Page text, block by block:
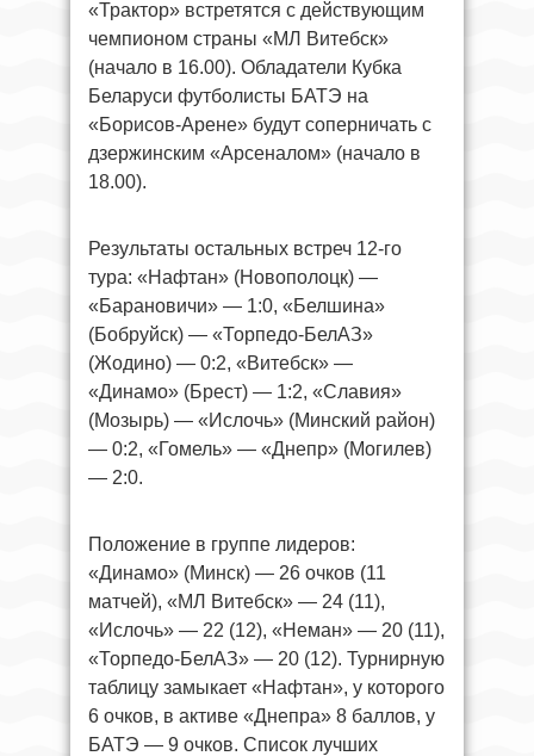
«Трактор» встретятся с действующим
чемпионом страны «МЛ Витебск»
(начало в 16.00). Обладатели Кубка
Беларуси футболисты БАТЭ на
«Борисов-Арене» будут соперничать с
дзержинским «Арсеналом» (начало в
18.00).
Результаты остальных встреч 12-го
тура: «Нафтан» (Новополоцк) —
«Барановичи» — 1:0, «Белшина»
(Бобруйск) — «Торпедо-БелАЗ»
(Жодино) — 0:2, «Витебск» —
«Динамо» (Брест) — 1:2, «Славия»
(Мозырь) — «Ислочь» (Минский район)
— 0:2, «Гомель» — «Днепр» (Могилев)
— 2:0.
Положение в группе лидеров:
«Динамо» (Минск) — 26 очков (11
матчей), «МЛ Витебск» — 24 (11),
«Ислочь» — 22 (12), «Неман» — 20 (11),
«Торпедо-БелАЗ» — 20 (12). Турнирную
таблицу замыкает «Нафтан», у которого
6 очков, в активе «Днепра» 8 баллов, у
БАТЭ — 9 очков. Список лучших